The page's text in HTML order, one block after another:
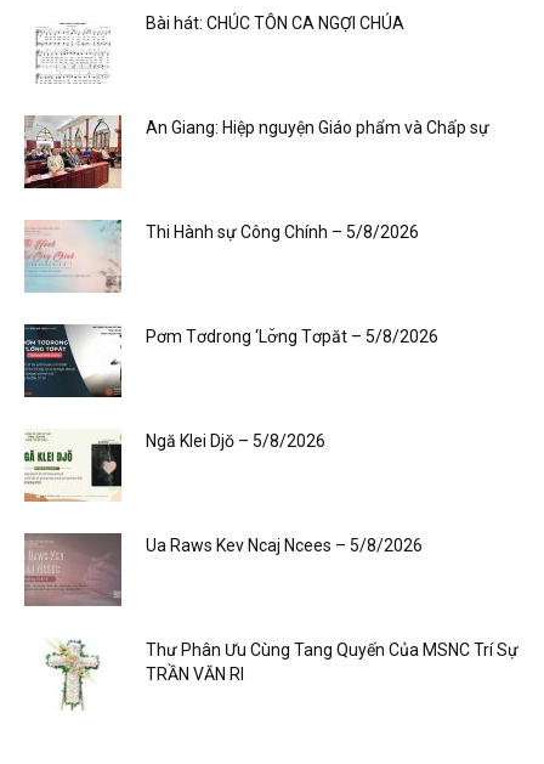
Bài hát: CHÚC TÔN CA NGỢI CHÚA
An Giang: Hiệp nguyện Giáo phẩm và Chấp sự
Thi Hành sự Công Chính – 5/8/2026
Pơm Tơdrong ‘Lơ̆ng Tơpăt – 5/8/2026
Ngă Klei Djŏ – 5/8/2026
Ua Raws Kev Ncaj Ncees – 5/8/2026
Thư Phân Ưu Cùng Tang Quyến Của MSNC Trí Sự
TRẦN VĂN RI